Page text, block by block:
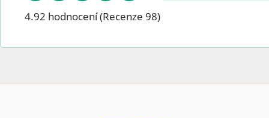
4.92 hodnocení(Recenze 98)